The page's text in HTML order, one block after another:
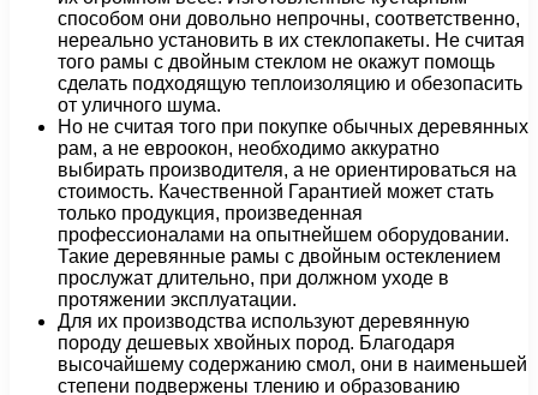
способом они довольно непрочны, соответственно,
нереально установить в их стеклопакеты. Не считая
того рамы с двойным стеклом не окажут помощь
сделать подходящую теплоизоляцию и обезопасить
от уличного шума.
Но не считая того при покупке обычных деревянных
рам, а не евроокон, необходимо аккуратно
выбирать производителя, а не ориентироваться на
стоимость. Качественной Гарантией может стать
только продукция, произведенная
профессионалами на опытнейшем оборудовании.
Такие деревянные рамы с двойным остеклением
прослужат длительно, при должном уходе в
протяжении эксплуатации.
Для их производства используют деревянную
породу дешевых хвойных пород. Благодаря
высочайшему содержанию смол, они в наименьшей
степени подвержены тлению и образованию